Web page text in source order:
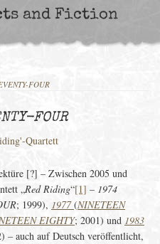
and Fiction
FOUR
FOUR
Quartett
[?] – Zwischen 2005 und
„Red Riding“[1] – 1974
; 1999), 1977 (NINETEEN
EIGHTY; 2001) und 1983
– auch auf Deutsch veröffentlicht,